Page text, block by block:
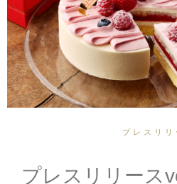
プレスリリ